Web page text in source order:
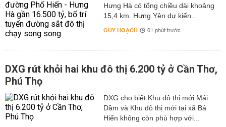
Hưng Hà có tổng chiều dài khoảng
15,4 km. Hưng Yên dự kiến...
QUY HOẠCH 01 phút trước
DXG rút khỏi hai khu đô thị 6.200 tỷ ở Cần Thơ,
Phú Thọ
DXG cho biết Khu đô thị mới Mái
Dầm và Khu đô thị mới tại xã Bá
Hiến không còn phù hợp với...